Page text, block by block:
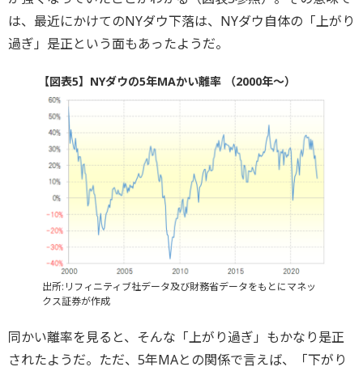
は、最近にかけてのNYダウ下落は、NYダウ自体の「上がり
過ぎ」是正という面もあったようだ。
【図表5】NYダウの5年MAかい離率 （2000年～）
出所:リフィニティブ社データ及び財務省データをもとにマネッ
クス証券が作成
同かい離率を見ると、そんな「上がり過ぎ」もかなり是正
されたようだ。ただ、5年MAとの関係で言えば、「下がり